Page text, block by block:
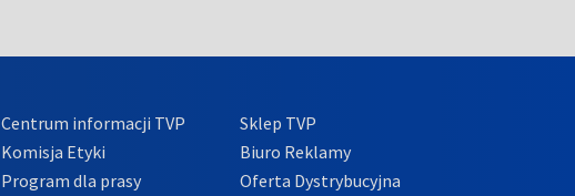
Centrum informacji TVP
Komisja Etyki
Program dla prasy
Sklep TVP
Biuro Reklamy
Oferta Dystrybucyjna